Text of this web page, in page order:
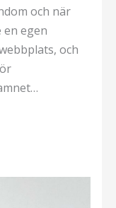
och när
en egen
och